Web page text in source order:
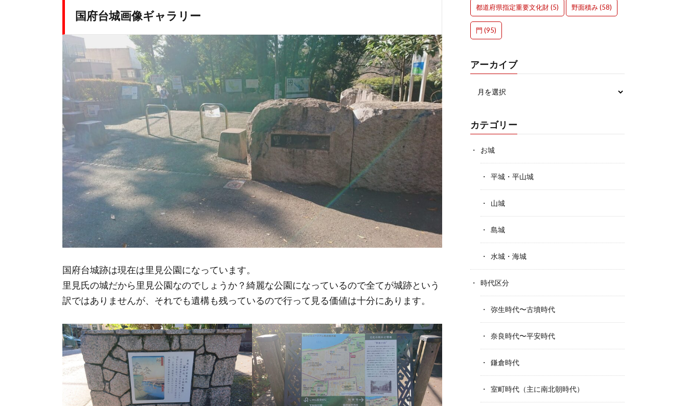
国府台城画像ギャラリー
国府台城跡は現在は里見公園になっています。
里見氏の城だから里見公園なのでしょうか？綺麗な公園になっているので全てが城跡という
訳ではありませんが、それでも遺構も残っているので行って見る価値は十分にあります。
都道府県指定重要文化財(5) 野面積み(58)
門 (95)
アーカイブ
カテゴリー
お城
平城・平山城
山城
島城
水城・海城
時代区分
弥生時代〜古墳時代
奈良時代〜平安時代
鎌倉時代
室町時代（主に南北朝時代）